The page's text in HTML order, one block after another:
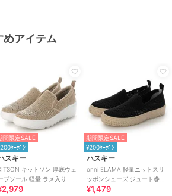
めアイテム
間限定SALE
ｸｰﾎﾟﾝ
スキー
キットソン 厚底ウェ
ブソール 軽量 ラメ入りニッ
スリッポン
期間限定SALE
¥200ｸｰﾎﾟﾝ
ハスキー
onni ELAMA 軽量ニットスリ
ッポンシューズ ジュート巻き
風 エスパドリーユ
¥1,479